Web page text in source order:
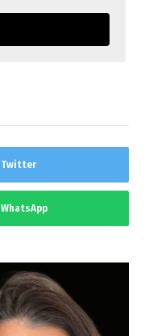
Twitter
WhatsApp